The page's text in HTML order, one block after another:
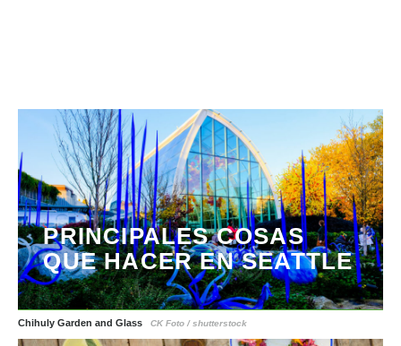
PRINCIPALES COSAS
QUE HACER EN SEATTLE
Chihuly Garden and Glass CK Foto / shutterstock